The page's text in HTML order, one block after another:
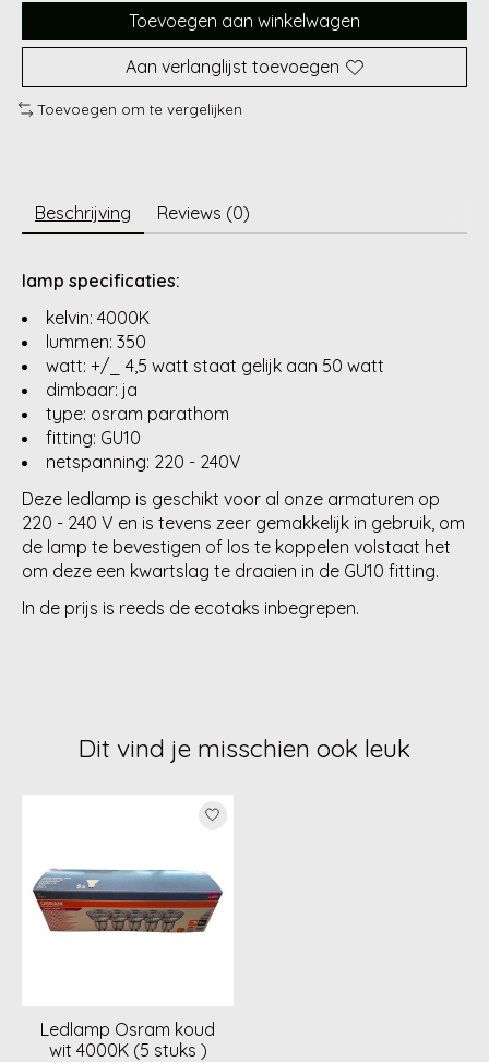
Toevoegen aan winkelwagen
Aan verlanglijst toevoegen
Toevoegen om te vergelijken
Beschrijving Reviews (0)
lamp specificaties:
kelvin: 4000K
lummen: 350
watt: +/_ 4,5 watt staat gelijk aan 50 watt
dimbaar: ja
type: osram parathom
fitting: GU10
netspanning: 220 - 240V
Deze ledlamp is geschikt voor al onze armaturen op
220 - 240 V en is tevens zeer gemakkelijk in gebruik, om
de lamp te bevestigen of los te koppelen volstaat het
om deze een kwartslag te draaien in de GU10 fitting.
In de prijs is reeds de ecotaks inbegrepen.
Dit vind je misschien ook leuk
Items van productcarrousel
Ledlamp Osram koud
wit 4000K (5 stuks )